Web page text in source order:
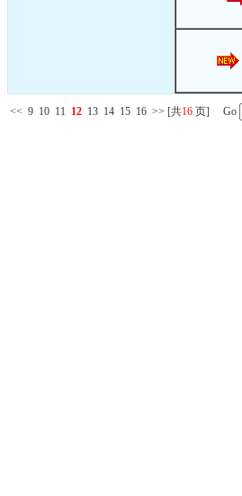
<< 9 10 11 12 13 14 15 16 >> [共16 页] Go